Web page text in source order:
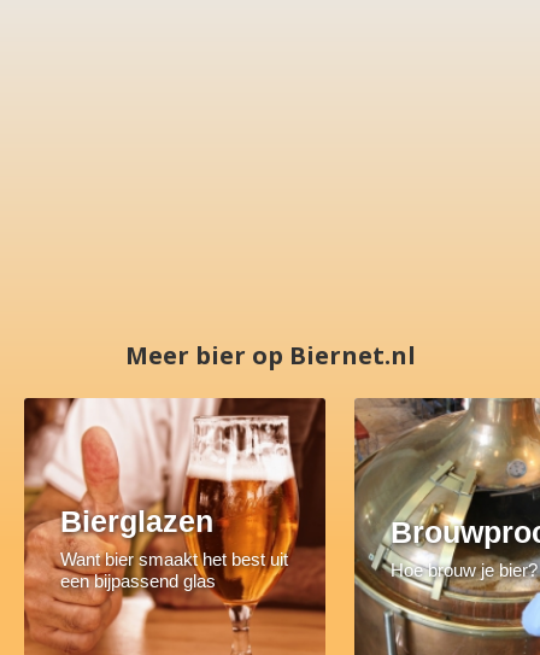
Meer bier op Biernet.nl
Bierglazen
Want bier smaakt het best uit
een bijpassend glas
Hoe brouw je bier?